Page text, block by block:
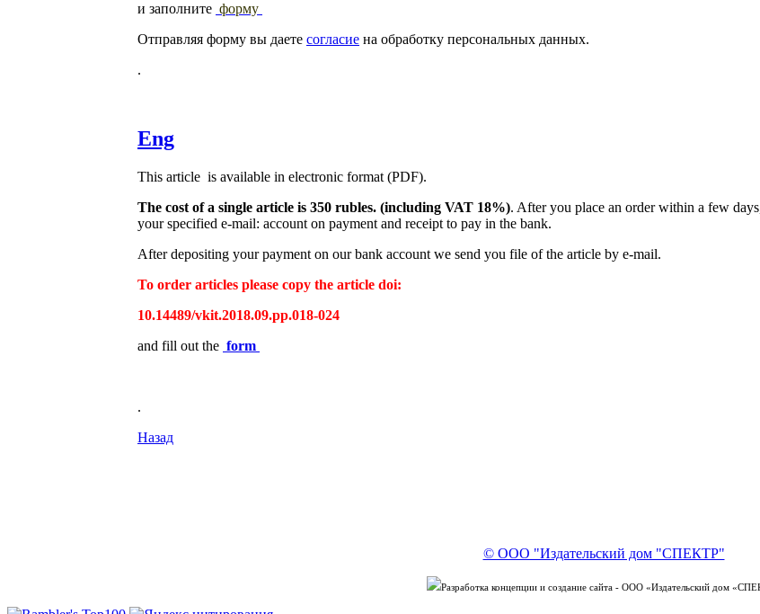
и заполните форму
Отправляя форму вы даете согласие на обработку персональных данных.
.
Eng
This article is available in electronic format (PDF).
The cost of a single article is 350 rubles. (including VAT 18%). After you place an order within a few
your specified e-mail: account on payment and receipt to pay in the bank.
After depositing your payment on our bank account we send you file of the article by e-mail.
To order articles please copy the article doi:
10.14489/vkit.2018.09.pp.018-024
and fill out the form
.
Назад
© ООО "Издательский дом "СПЕКТР"
Разработка концепции и создание сайта - ООО «Издательский дом